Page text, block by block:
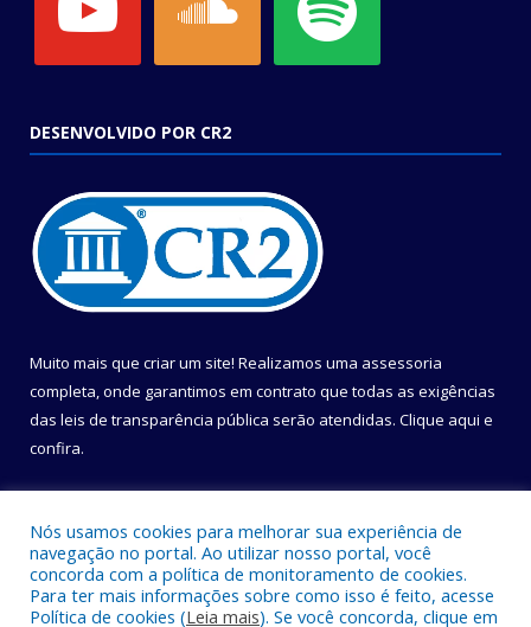
DESENVOLVIDO POR CR2
Muito mais que criar um site! Realizamos uma assessoria
completa, onde garantimos em contrato que todas as exigências
das leis de transparência pública serão atendidas. Clique aqui e
confira.
Nós usamos cookies para melhorar sua experiência de
navegação no portal. Ao utilizar nosso portal, você
concorda com a política de monitoramento de cookies.
Para ter mais informações sobre como isso é feito, acesse
Política de cookies (Leia mais). Se você concorda, clique em